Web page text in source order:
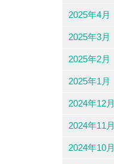
2025年4月
2025年3月
2025年2月
2025年1月
2024年12月
2024年11月
2024年10月